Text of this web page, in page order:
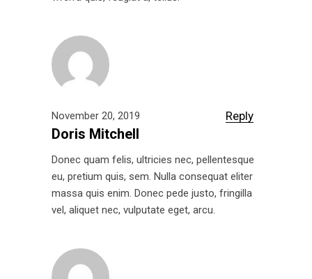
November 20, 2019 Reply
Doris Mitchell
Donec quam felis, ultricies nec, pellentesque
eu, pretium quis, sem. Nulla consequat eliter
massa quis enim. Donec pede justo, fringilla
vel, aliquet nec, vulputate eget, arcu.